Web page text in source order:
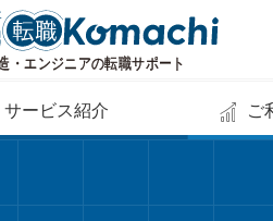
サービス紹介 ご